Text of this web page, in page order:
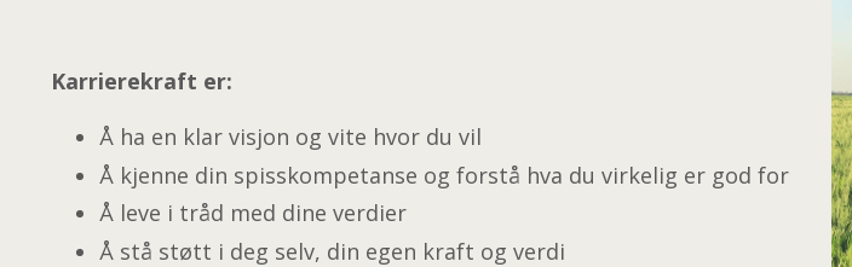
Karrierekraft er:
Å ha en klar visjon og vite hvor du vil
Å kjenne din spisskompetanse og forstå hva du virkelig er god for
Å leve i tråd med dine verdier
Å stå støtt i deg selv, din egen kraft og verdi